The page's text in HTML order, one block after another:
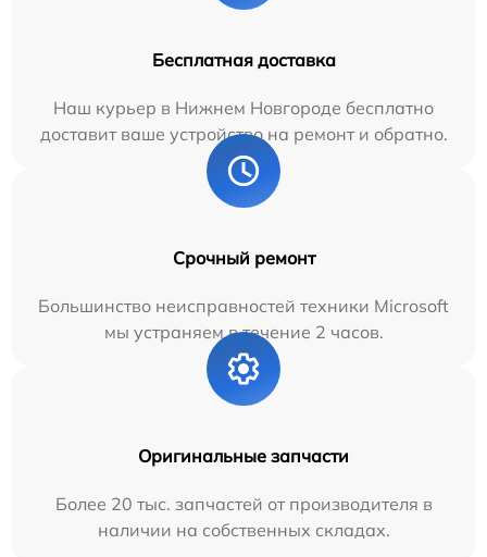
Бесплатная доставка
Наш курьер в Нижнем Новгороде бесплатно
доставит ваше устройство на ремонт и обратно.
Срочный ремонт
Большинство неисправностей техники Microsoft
мы устраняем в течение 2 часов.
Оригинальные запчасти
Более 20 тыс. запчастей от производителя в
наличии на собственных складах.